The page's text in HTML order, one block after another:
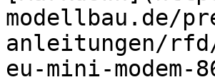
modellbau.de/
anleitungen/
eu-mini-modem-